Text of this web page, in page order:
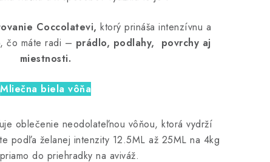
Coccolatevi, ktorý prináša intenzívnu a
čo máte radi – prádlo, podlahy, povrchy aj
miestnosti.
Mliečna biela vôňa
oblečenie neodolateľnou vôňou, ktorá vydrží
podľa želanej intenzity 12.5ML až 25ML na 4kg
do priehradky na aviváž.